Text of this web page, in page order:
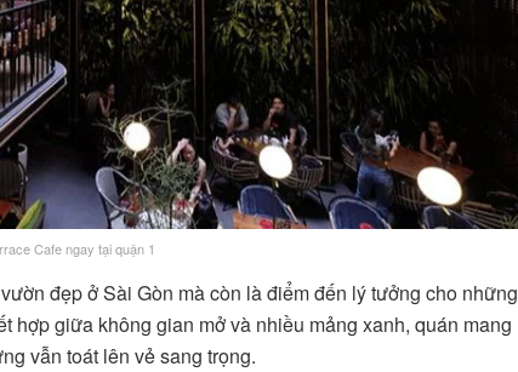
Cafe ngay tại quận 1
đẹp ở Sài Gòn mà còn là điểm đến lý tưởng cho những
hợp giữa không gian mở và nhiều mảng xanh, quán mang
vẫn toát lên vẻ sang trọng.